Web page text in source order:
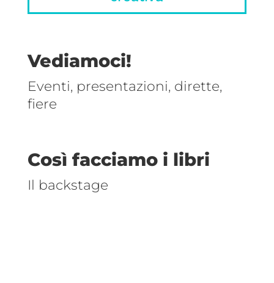
Vediamoci!
Eventi, presentazioni, dirette,
fiere
Così facciamo i libri
Il backstage